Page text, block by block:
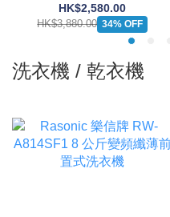
HK$2,580.00
HK$3,880.00 34% OFF
洗衣機 / 乾衣機